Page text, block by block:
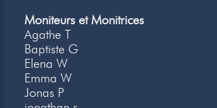
Moniteurs et Monitrices
Agathe T
Baptiste G
Elena W
Emma W
Jonas P